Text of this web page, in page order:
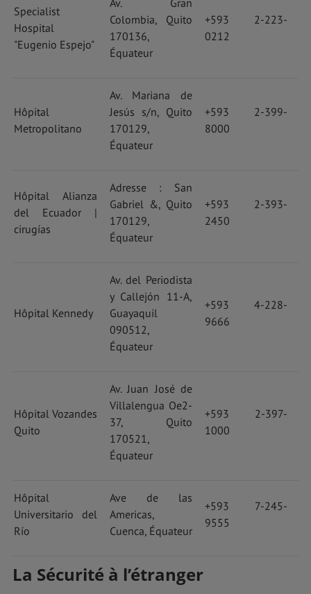
Specialist
Hospital
"Eugenio Espejo"
Colombia, Quito
170136,
Équateur
+593 2-223-
0212
Hôpital
Metropolitano
Av. Mariana de
Jesús s/n, Quito
170129,
Équateur
+593 2-399-
8000
Hôpital Alianza
del Ecuador |
cirugías
Adresse : San
Gabriel &, Quito
170129,
Équateur
+593 2-393-
2450
Hôpital Kennedy
Av. del Periodista
y Callejón 11-A,
Guayaquil
090512,
Équateur
+593 4-228-
9666
Hôpital Vozandes
Quito
Av. Juan José de
Villalengua Oe2-
37, Quito
170521,
Équateur
+593 2-397-
1000
Hôpital
Universitario del
Río
Ave de las
Americas,
Cuenca, Équateur
+593 7-245-
9555
La Sécurité à l’étranger